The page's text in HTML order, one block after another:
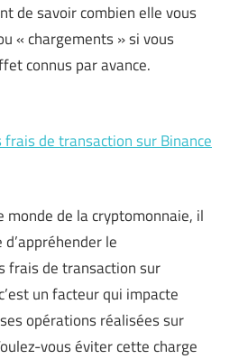
de savoir combien elle vous
« chargements » si vous
connus par avance.
de transaction sur Binance
monde de la cryptomonnaie, il
le
frais de transaction sur
un facteur qui impacte
opérations réalisées sur
vous éviter cette charge